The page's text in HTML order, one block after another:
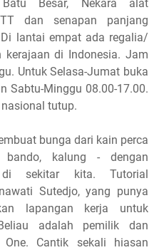
Batu Besar, Nekara alat
dan senapan panjang
lantai empat ada regalia/
kerajaan di Indonesia. Jam
Untuk Selasa-Jumat buka
Sabtu-Minggu 08.00-17.00.
tutup.
bunga dari kain perca
kalung - dengan
di sekitar kita. Tutorial
Sutedjo, yang punya
lapangan kerja untuk
adalah pemilik dan
Cantik sekali hiasan